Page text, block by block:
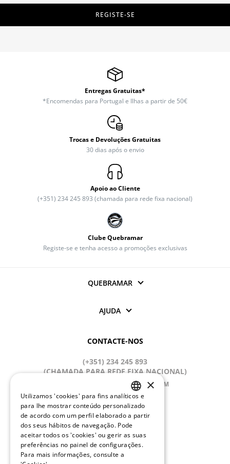
REGISTE-SE
Entregas Gratuitas*
*Encomendas para Portugal e Ilhas a partir de 50€
Trocas e Devoluções Gratuitas
30 dias após o envio
Apoio ao Cliente
(+351) 234 245 893 (chamada para rede fixa nacional)
Clube Quebramar
Registe-se e tenha acesso a promoções exclusivas
QUEBRAMAR
AJUDA
CONTACTE-NOS
(+351) 234 245 893
(CHAMADA PARA REDE FIXA NACIONAL)
APOIOCLIENTE@QUEBRAMAR.COM
Dias úteis
9:00 - 13:00; 14:00 - 18:00 (GMT)
REDES SOCIAIS
PORTUGUESE
ENGLISH
×
Utilizamos 'cookies' para fins analíticos e
para lhe mostrar conteúdo personalizado
de acordo com um perfil elaborado a partir
dos seus hábitos de navegação. Pode
aceitar todos os 'cookies' ou gerir as suas
preferências no painel de configurações.
Para mais informações, consulte a